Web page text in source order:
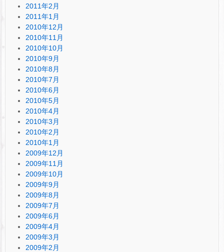
2011年2月
2011年1月
2010年12月
2010年11月
2010年10月
2010年9月
2010年8月
2010年7月
2010年6月
2010年5月
2010年4月
2010年3月
2010年2月
2010年1月
2009年12月
2009年11月
2009年10月
2009年9月
2009年8月
2009年7月
2009年6月
2009年4月
2009年3月
2009年2月